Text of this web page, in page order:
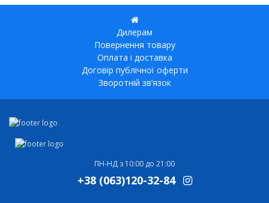
Дилерам
Повернення товару
Оплата і доставка
Договір публічної оферти
Зворотній зв’язок
ПН-НД з 10:00 до 21:00
+38 (063)120-32-84